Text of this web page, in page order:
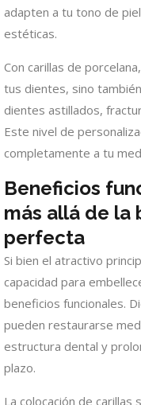
adapten a tu tono de
estéticas.
Con carillas de
tus dientes, sino
dientes astillados,
Este nivel de
completamente a tu
Beneficios
más allá de la
perfecta
Si bien el atractivo
capacidad para
beneficios funcionales.
pueden restaurarse
estructura dental y
plazo.
La colocación de